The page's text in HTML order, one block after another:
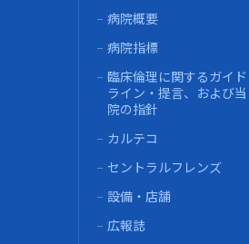
病院概要
病院指標
臨床倫理に関するガイド
ライン・提言、および当
院の指針
カルテコ
セントラルフレンズ
設備・店舗
広報誌